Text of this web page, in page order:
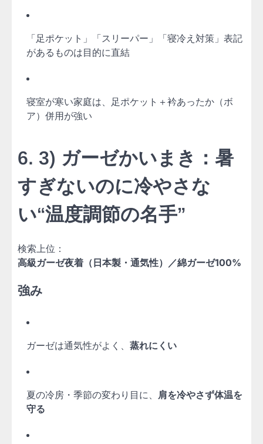
「足ポケット」「スリーパー」「寝冷え対策」表記
があるものは目的に直結
寝室が寒い家庭は、足ポケット＋衿あったか（ボ
ア）併用が強い
6. 3) ガーゼかいまき：暑
すぎないのに冷やさな
い“温度調節の名手”
検索上位：
高級ガーゼ夜着（日本製・通気性）／綿ガーゼ100%
強み
ガーゼは通気性がよく、 蒸れにくい
夏の冷房・季節の変わり目に、 肩を冷やさず体温を
守る